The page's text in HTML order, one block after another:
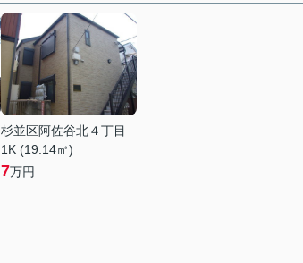
杉並区阿佐谷北４丁目
1K (19.14㎡)
7万円